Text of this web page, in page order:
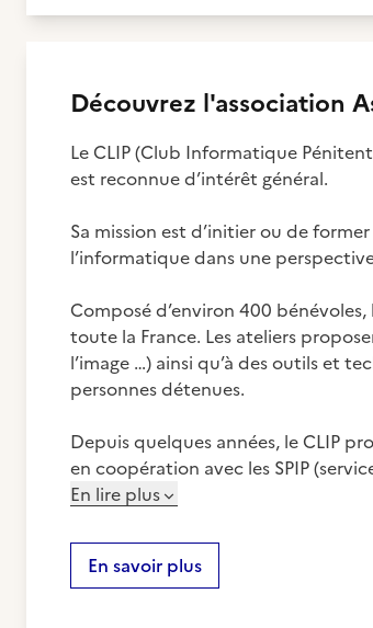
Découvrez l'association
Le CLIP (Club Informatique
est reconnue d’intérêt général.
Sa mission est d’initier ou de
l’informatique dans une
Composé d’environ 400
toute la France. Les ateliers
l’image …) ainsi qu’à des outils et
personnes détenues.
Depuis quelques années, le CLIP
en coopération avec les SPIP
En lire plus
En savoir plus